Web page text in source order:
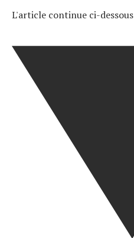
L'article continue ci-dessous